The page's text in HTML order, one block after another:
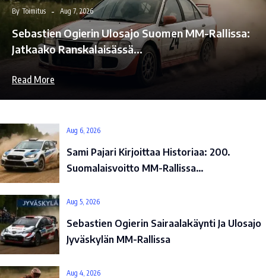
By Toimitus Aug 7, 2026
Sebastien Ogierin Ulosajo Suomen MM-Rallissa:
Jatkaako Ranskalaisässä…
Read More
Aug 6, 2026
Sami Pajari Kirjoittaa Historiaa: 200.
Suomalaisvoitto MM-Rallissa…
Aug 5, 2026
Sebastien Ogierin Sairaalakäynti Ja Ulosajo
Jyväskylän MM-Rallissa
Aug 4, 2026